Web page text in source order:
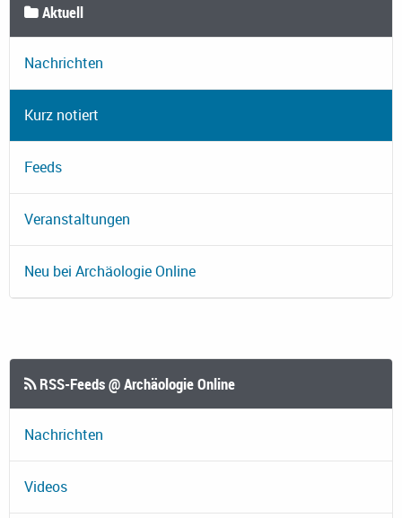
Aktuell
Nachrichten
Kurz notiert
Feeds
Veranstaltungen
Neu bei Archäologie Online
RSS-Feeds @ Archäologie Online
Nachrichten
Videos